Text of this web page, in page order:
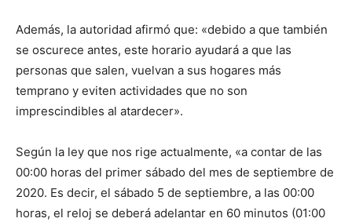
Además, la autoridad afirmó que: «debido a que también
se oscurece antes, este horario ayudará a que las
personas que salen, vuelvan a sus hogares más
temprano y eviten actividades que no son
imprescindibles al atardecer».
Según la ley que nos rige actualmente, «a contar de las
00:00 horas del primer sábado del mes de septiembre de
2020. Es decir, el sábado 5 de septiembre, a las 00:00
horas, el reloj se deberá adelantar en 60 minutos (01:00